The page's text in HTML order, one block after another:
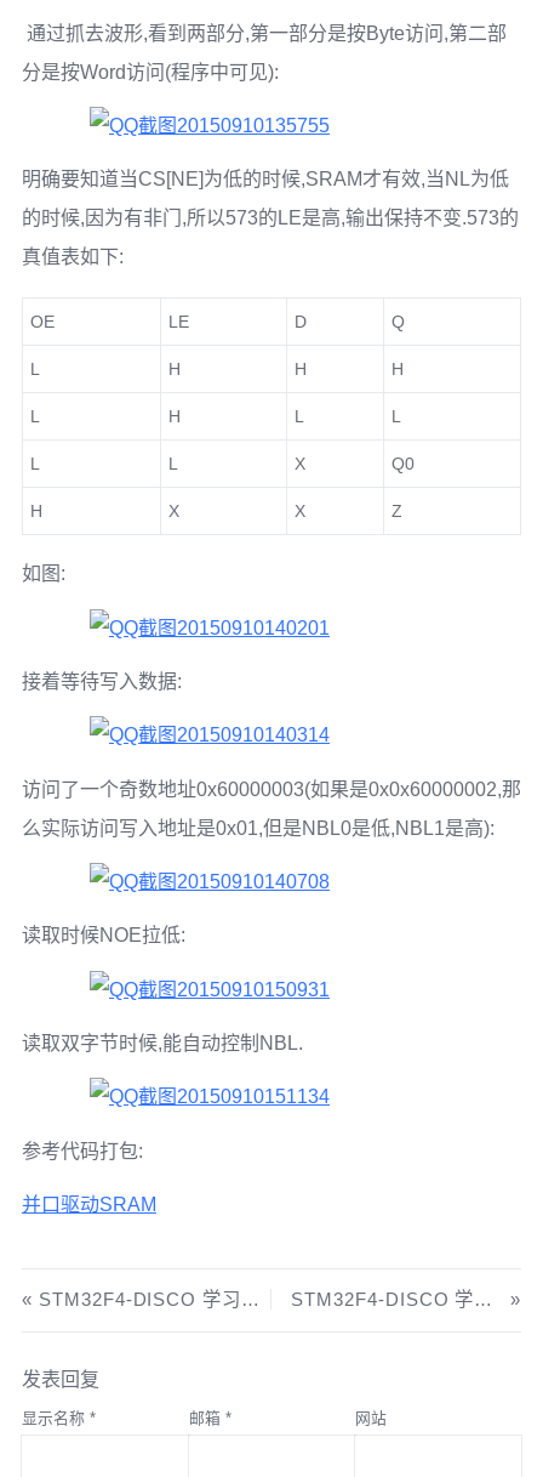
通过抓去波形,看到两部分,第一部分是按Byte访问,第二部
分是按Word访问(程序中可见):
明确要知道当CS[NE]为低的时候,SRAM才有效,当NL为低
的时候,因为有非门,所以573的LE是高,输出保持不变.573的
真值表如下:
OE LE D Q
L H H H
L H L L
L L X Q0
H X X Z
如图:
接着等待写入数据:
访问了一个奇数地址0x60000003(如果是0x0x60000002,那
么实际访问写入地址是0x01,但是NBL0是低,NBL1是高):
读取时候NOE拉低:
读取双字节时候,能自动控制NBL.
参考代码打包:
并口驱动SRAM
STM32F4-DISCO 学习之 FSMC 驱动NAND STM32F4-DISCO 学习之 SPI 驱动 LIS302DL
发表回复
显示名称 * 邮箱 * 网站